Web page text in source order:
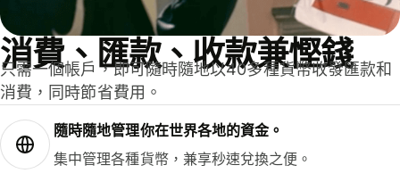
消費、匯款、收款兼慳錢
只需一個帳戶，即可隨時隨地以40多種貨幣收發匯款和
消費，同時節省費用。
隨時隨地管理你在世界各地的資金。
集中管理各種貨幣，兼享秒速兌換之便。